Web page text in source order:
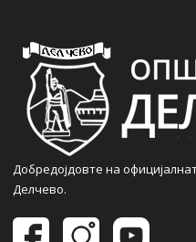
Добредојдовте на
Делчево.